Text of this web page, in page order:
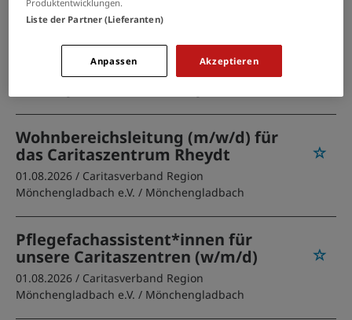
Mönchengladbach e.V.
Pflegefachkraft (w/m/d)
05.08.2026 /Caritasverband Region
Wohnbereichsleitung (m/w/d) für
das Caritaszentrum Rheydt
01.08.2026 / Caritasverband Region
Mönchengladbach e.V. / Mönchengladbach
Pflegefachassistent*innen für
unsere Caritaszentren (w/m/d)
01.08.2026 / Caritasverband Region
Mönchengladbach e.V. / Mönchengladbach
Produktentwicklungen.
Liste der Partner (Lieferanten)
Akzeptieren
Anpassen